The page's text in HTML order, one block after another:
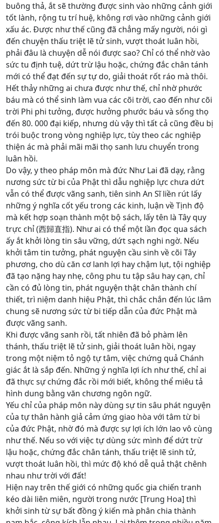
buông thả, ắt sẽ thường được sinh vào những cảnh giới
tốt lành, rộng tu trí huệ, không rơi vào những cảnh giới
xấu ác. Được như thế cũng đã chẳng mấy người, nói gì
đến chuyện thấu triệt lẽ tử sinh, vượt thoát luân hồi,
phải đâu là chuyện dễ nói được sao? Chỉ có thể nhờ vào
sức tu định tuệ, dứt trừ lậu hoặc, chứng đắc chân tánh
mới có thể đạt đến sự tự do, giải thoát rốt ráo mà thôi.
Hết thảy những ai chưa được như thế, chỉ nhờ phước
báu mà có thể sinh làm vua các cõi trời, cao đến như cõi
trời Phi phi tưởng, được hưởng phước báu và sống thọ
đến 80. 000 đại kiếp, nhưng dù vậy thì tất cả cũng đều bị
trói buộc trong vòng nghiệp lực, tùy theo các nghiệp
thiện ác mà phải mãi mãi thọ sanh lưu chuyển trong
luân hồi.
Do vậy, y theo pháp môn mà đức Như Lai đã dạy, rằng
nương sức từ bi của Phật thì dẫu nghiệp lực chưa dứt
vẫn có thể được vãng sanh, tiên sinh An Sĩ liền rút lấy
những ý nghĩa cốt yếu trong các kinh, luận về Tịnh độ
mà kết hợp soạn thành một bộ sách, lấy tên là Tây quy
trực chỉ (西歸直指). Như ai có thể một lần đọc qua sách
ấy ắt khởi lòng tin sâu vững, dứt sạch nghi ngờ. Nếu
khởi tâm tin tưởng, phát nguyện cầu sinh về cõi Tây
phương, cho dù căn cơ lanh lợi hay chậm lụt, tội nghiệp
đã tạo nặng hay nhẹ, công phu tu tập sâu hay cạn, chỉ
cần có đủ lòng tin, phát nguyện thật chân thành chí
thiết, trì niệm danh hiệu Phật, thì chắc chắn đến lúc lâm
chung sẽ nương sức từ bi tiếp dẫn của đức Phật mà
được vãng sanh.
Khi được vãng sanh rồi, tất nhiên đã bỏ phàm lên
thánh, thấu triệt lẽ tử sinh, giải thoát luân hồi, ngay
trong một niệm tỏ ngộ tự tâm, việc chứng quả Chánh
giác ắt là sắp đến. Những ý nghĩa lợi ích như thế, chỉ ai
đã thực sự chứng đắc rồi mới biết, không thể miêu tả
hình dung bằng văn chương ngôn ngữ.
Yếu chỉ của pháp môn này dùng sự tin sâu phát nguyện
của tự thân hành giả cảm ứng giao hòa với tâm từ bi
của đức Phật, nhờ đó mà được sự lợi ích lớn lao vô cùng
như thế. Nếu so với việc tự dùng sức mình để dứt trừ
lậu hoặc, chứng đắc chân tánh, thấu triệt lẽ sinh tử,
vượt thoát luân hồi, thì mức độ khó dễ quả thật chênh
nhau như trời với đất!
Hiện nay trên thế giới có những quốc gia chiến tranh
kéo dài liên miên, người trong nước [Trung Hoa] thì
khởi sinh từ sự bất đồng ý kiến mà phân chia thành